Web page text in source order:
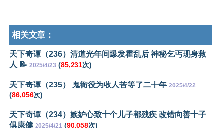
相关文章：
天下奇谭（236）清道光年间爆发霍乱后 神秘乞丐现身救
人 📝 2025/4/23 (85,231次)
天下奇谭（235） 鬼衙役为收人苦等了二十年 2025/4/22
(86,056次)
天下奇谭（234）嫉妒心致十个儿子都残疾 改错向善十子
俱康健 2025/4/21 (90,058次)